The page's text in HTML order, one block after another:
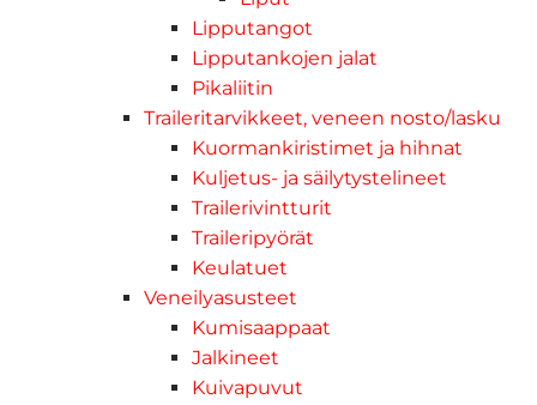
Lipputangot
Lipputankojen jalat
Pikaliitin
Traileritarvikkeet, veneen nosto/lasku
Kuormankiristimet ja hihnat
Kuljetus- ja säilytystelineet
Trailerivintturit
Traileripyörät
Keulatuet
Veneilyasusteet
Kumisaappaat
Jalkineet
Kuivapuvut